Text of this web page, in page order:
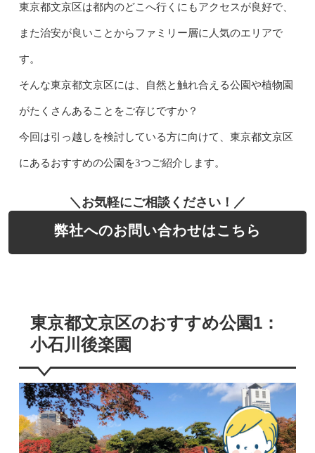
東京都文京区は都内のどこへ行くにもアクセスが良好で、
また治安が良いことからファミリー層に人気のエリアで
す。
そんな東京都文京区には、自然と触れ合える公園や植物園
がたくさんあることをご存じですか？
今回は引っ越しを検討している方に向けて、東京都文京区
にあるおすすめの公園を3つご紹介します。
＼お気軽にご相談ください！／
弊社へのお問い合わせはこちら
東京都文京区のおすすめ公園1：
小石川後楽園